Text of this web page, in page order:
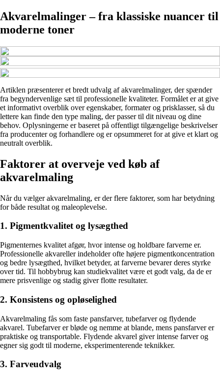
Akvarelmalinger – fra klassiske nuancer til
moderne toner
Artiklen præsenterer et bredt udvalg af akvarelmalinger, der spænder
fra begyndervenlige sæt til professionelle kvaliteter. Formålet er at give
et informativt overblik over egenskaber, formater og prisklasser, så du
lettere kan finde den type maling, der passer til dit niveau og dine
behov. Oplysningerne er baseret på offentligt tilgængelige beskrivelser
fra producenter og forhandlere og er opsummeret for at give et klart og
neutralt overblik.
Faktorer at overveje ved køb af
akvarelmaling
Når du vælger akvarelmaling, er der flere faktorer, som har betydning
for både resultat og maleoplevelse.
1. Pigmentkvalitet og lysægthed
Pigmenternes kvalitet afgør, hvor intense og holdbare farverne er.
Professionelle akvareller indeholder ofte højere pigmentkoncentration
og bedre lysægthed, hvilket betyder, at farverne bevarer deres styrke
over tid. Til hobbybrug kan studiekvalitet være et godt valg, da de er
mere prisvenlige og stadig giver flotte resultater.
2. Konsistens og opløselighed
Akvarelmaling fås som faste pansfarver, tubefarver og flydende
akvarel. Tubefarver er bløde og nemme at blande, mens pansfarver er
praktiske og transportable. Flydende akvarel giver intense farver og
egner sig godt til moderne, eksperimenterende teknikker.
3. Farveudvalg